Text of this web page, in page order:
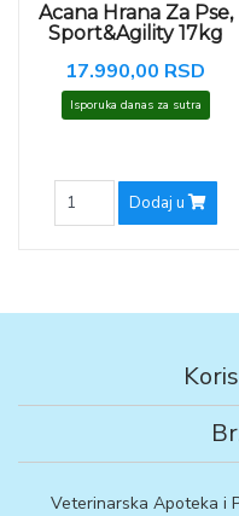
Acana Hrana Za Pse,
Sport&Agility 17kg
17.990,00 RSD
Isporuka danas za sutra
Dodaj u
Veterinarska Apoteka i